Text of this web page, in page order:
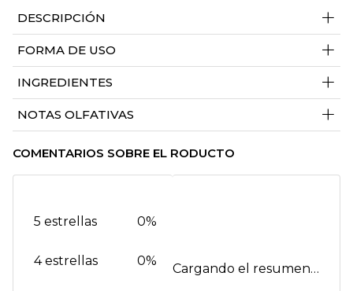
DESCRIPCIÓN +
FORMA DE USO +
INGREDIENTES +
NOTAS OLFATIVAS +
COMENTARIOS SOBRE EL RODUCTO
Cargando el resumen…
5 estrellas 0%
4 estrellas 0%